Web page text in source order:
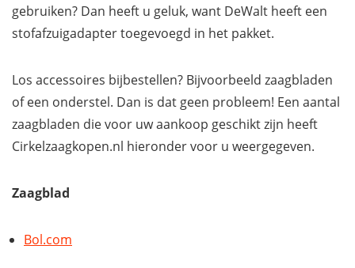
gebruiken? Dan heeft u geluk, want DeWalt heeft een
stofafzuigadapter toegevoegd in het pakket.
Los accessoires bijbestellen? Bijvoorbeeld zaagbladen
of een onderstel. Dan is dat geen probleem! Een aantal
zaagbladen die voor uw aankoop geschikt zijn heeft
Cirkelzaagkopen.nl hieronder voor u weergegeven.
Zaagblad
Bol.com